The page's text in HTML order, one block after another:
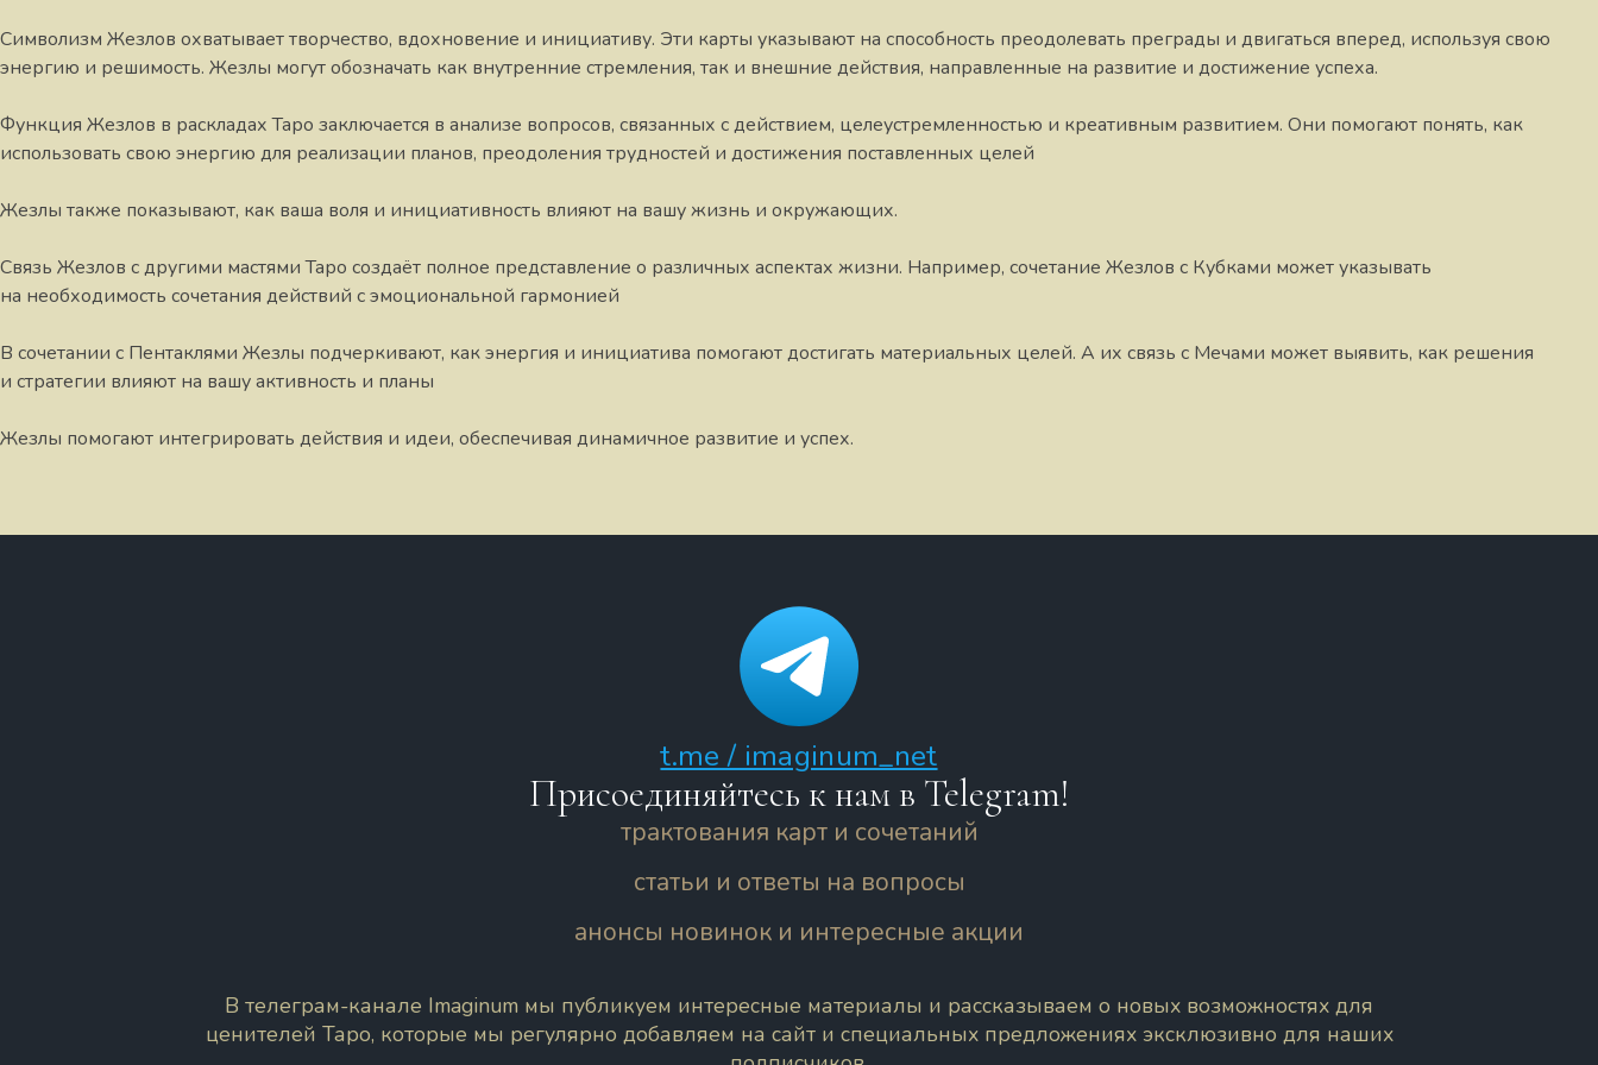
Символизм Жезлов охватывает творчество, вдохновение и инициативу. Эти карты указывают на способность преодолевать преграды и двигаться вперед, используя свою
энергию и решимость. Жезлы могут обозначать как внутренние стремления, так и внешние действия, направленные на развитие и достижение успеха.
Функция Жезлов в раскладах Таро заключается в анализе вопросов, связанных с действием, целеустремленностью и креативным развитием. Они помогают понять, как
использовать свою энергию для реализации планов, преодоления трудностей и достижения поставленных целей
Жезлы также показывают, как ваша воля и инициативность влияют на вашу жизнь и окружающих.
Связь Жезлов с другими мастями Таро создаёт полное представление о различных аспектах жизни. Например, сочетание Жезлов с Кубками может указывать
на необходимость сочетания действий с эмоциональной гармонией
В сочетании с Пентаклями Жезлы подчеркивают, как энергия и инициатива помогают достигать материальных целей. А их связь с Мечами может выявить, как решения
и стратегии влияют на вашу активность и планы
Жезлы помогают интегрировать действия и идеи, обеспечивая динамичное развитие и успех.
t.me / imaginum_net
Присоединяйтесь к нам в Telegram!
трактования карт и сочетаний
статьи и ответы на вопросы
анонсы новинок и интересные акции
В телеграм-канале Imaginum мы публикуем интересные материалы и рассказываем о новых возможностях для
ценителей Таро, которые мы регулярно добавляем на сайт и специальных предложениях эксклюзивно для наших